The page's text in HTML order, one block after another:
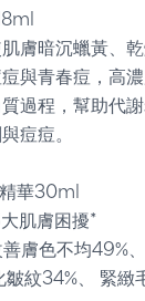
膚暗沉蠟黃、
與青春痘，高
過程，幫助代
痘痘。
華30ml
肌膚困擾*
膚色不均49%、
紋34%、 緊緻